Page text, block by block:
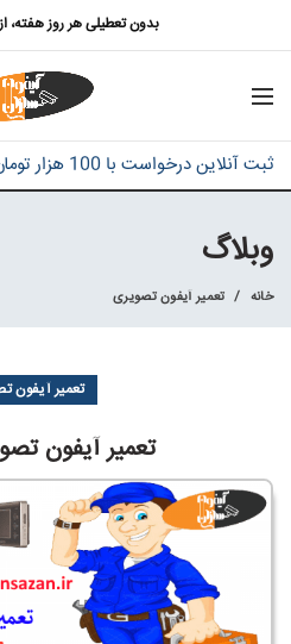
بدون تعطیلی هر روز هفته، از 8.5 صبح تا 9
ثبت آنلاین درخواست با 100 هزار تومان تخفیف
وبلاگ
خانه تعمیر آیفون تصویری
تعمیر آیفون
تعمیر آیفون